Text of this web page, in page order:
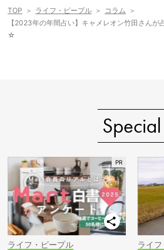
TOP ライフ・ピープル
コラム
【2023年の年間占い】キャメレオン竹田さん
☆
Special
ライフ・ピープル ライ